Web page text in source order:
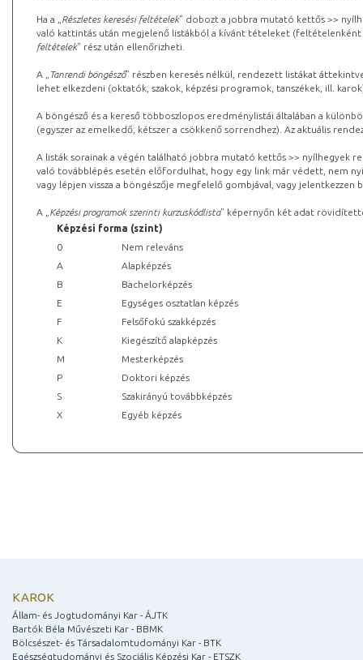
Ha a „ Részletes keresési feltételek” dobozt a jobbra mutató kettős >>
való kattintás után megjelenő listákból a kívánt tételeket (feltételenként
feltételek” rész után ellenőrizheti.
A „ Tanrendi böngésző” részben keresés nélkül, rendezett listákat
lehet elkezdeni (oktatók, szakok, képzési programok, tanszékek, ill.
A böngésző és a kereső többoszlopos eredménylistái általában a
(egyszer az emelkedő, kétszer a csökkenő sorrendhez). Az aktuális
A listák sorainak a végén található jobbra mutató kettős >> nyílhegyek
való továbblépés esetén előfordulhat, hogy egy link már védett, nem
vagy lépjen vissza a böngészője megfelelő gombjával, vagy
A „ Képzési programok szerinti kurzuskódlista” képernyőn két adat
Képzési forma (szint)
0
Nem releváns
A
Alapképzés
B
Bachelorképzés
E
Egységes osztatlan képzés
F
Felsőfokú szakképzés
K
Kiegészítő alapképzés
M
Mesterképzés
P
Doktori képzés
S
Szakirányú továbbképzés
X
Egyéb képzés
KAROK
Állam- és Jogtudományi Kar - ÁJTK
Bartók Béla Művészeti Kar - BBMK
Bölcsészet- és Társadalomtudományi Kar - BTK
Egészségtudományi és Szociális Képzési Kar - ETSZK